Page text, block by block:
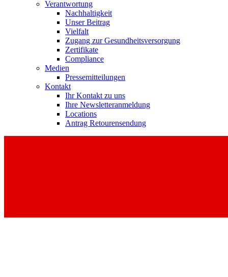
Verantwortung
Nachhaltigkeit
Unser Beitrag
Vielfalt
Zugang zur Gesundheitsversorgung
Zertifikate
Compliance
Medien
Pressemitteilungen
Kontakt
Ihr Kontakt zu uns
Ihre Newsletteranmeldung
Locations
Antrag Retourensendung